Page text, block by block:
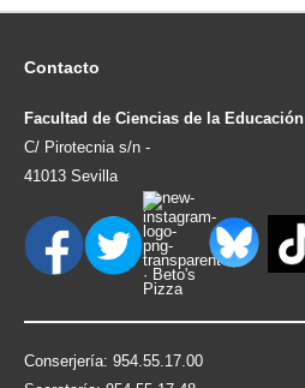
Contacto
Facultad de Ciencias de la Educación
C/ Pirotecnia s/n -
41013 Sevilla
Conserjería: 954.55.17.00